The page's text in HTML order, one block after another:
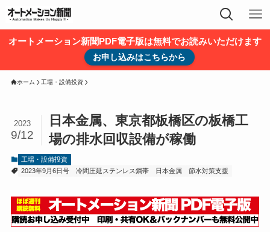
オートメーション新聞PDF電子版は無料でお読みいただけます
お申し込みはこちらから
ホーム 工場・設備投資
日本金属、東京都板橋区の板橋工
場の排水回収設備が稼働
2023
9/12
工場・設備投資
2023年9月6日号
冷間圧延ステンレス鋼帯 日本金属 節水対策支援